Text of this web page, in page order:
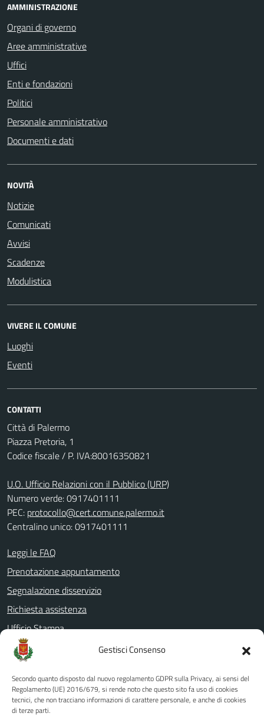
Gestisci Consenso
Secondo quanto disposto dal nuovo regolamento GDPR sulla Privacy, ai sensi del
Regolamento (UE) 2016/679, si rende noto che questo sito fa uso di cookies
tecnici, che non tracciano informazioni di carattere personale, e anche di cookies
di terze parti.
AMMINISTRAZIONE
Organi di governo
Aree amministrative
Uffici
Enti e fondazioni
Politici
Personale amministrativo
Documenti e dati
NOVITÀ
Notizie
Comunicati
Avvisi
Scadenze
Modulistica
VIVERE IL COMUNE
Luoghi
Eventi
CONTATTI
Città di Palermo
Piazza Pretoria, 1
Codice fiscale / P. IVA:80016350821
U.O. Ufficio Relazioni con il Pubblico (URP)
Numero verde: 0917401111
PEC: protocollo@cert.comune.palermo.it
Centralino unico: 0917401111
Leggi le FAQ
Prenotazione appuntamento
Segnalazione disservizio
Richiesta assistenza
Ufficio Stampa
Amministrazione Trasparente
Albo pretorio
Informativa privacy
Note legali